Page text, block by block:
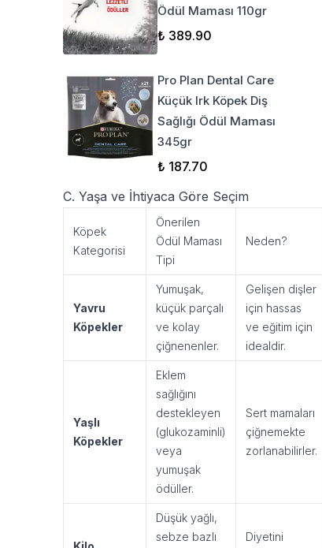
Ödül Maması 110gr
₺ 389.90
Pro Plan Dental Care
Küçük Irk Köpek Diş
Sağlığı Ödül Maması
345gr
₺ 187.70
C. Yaşa ve İhtiyaca Göre Seçim
Köpek
Kategorisi
Önerilen
Ödül Maması
Tipi
Neden?
Yavru
Köpekler
Yumuşak,
küçük parçalı
ve kolay
çiğnenenler.
Gelişen dişler
için hassas
ve eğitim için
idealdir.
Yaşlı
Köpekler
Eklem
sağlığını
destekleyen
(glukozaminli)
veya
yumuşak
ödüller.
Sert mamaları
çiğnemekte
zorlanabilirler.
Düşük yağlı,
sebze bazlı
Diyetini